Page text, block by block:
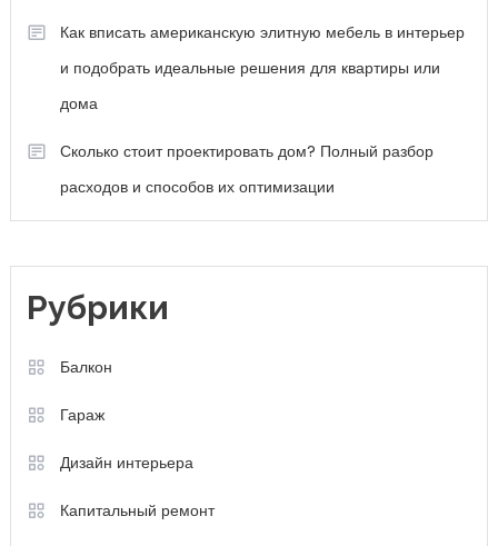
Как вписать американскую элитную мебель в интерьер
и подобрать идеальные решения для квартиры или
дома
Сколько стоит проектировать дом? Полный разбор
расходов и способов их оптимизации
Рубрики
Балкон
Гараж
Дизайн интерьера
Капитальный ремонт